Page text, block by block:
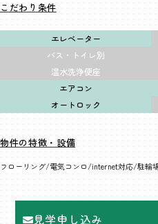
こだわり条件
エレベーター
バス・トイレ別
温水洗浄便座
エアコン
オートロック
物件の特徴・設備
フローリング 電気コンロ internet対応 駐輪
見学申し込み